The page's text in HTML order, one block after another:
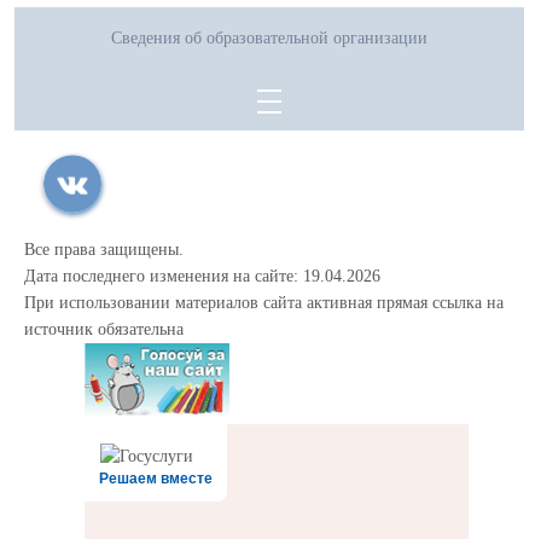
Сведения об образовательной организации
Все права защищены.
Дата последнего изменения на сайте: 19.04.2026
При использовании материалов сайта активная прямая ссылка на
источник обязательна
Решаем вместе